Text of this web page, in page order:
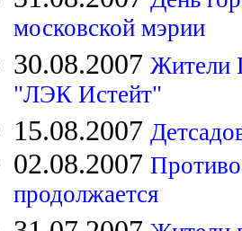
московской мэрии
30.08.2007 Жители
"ЛЭК Истейт"
15.08.2007
02.08.2007
продолжается